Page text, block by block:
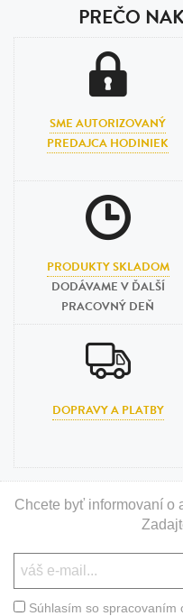
PREČO
SME AUTORIZOVANÝ
PREDAJCA HODINIEK
PRODUKTY SKLADOM
DODÁVAME V ĎALŠÍ
PRACOVNÝ DEŇ
DOPRAVY A PLATBY
Chcete byť informovaní o
Súhlasím so spracovaním